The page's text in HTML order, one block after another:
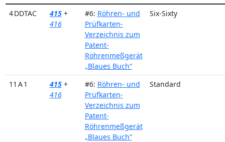
4 DDTAC
415 +
416
#6: Röhren- und
Prüfkarten-
Verzeichnis zum
Patent-
Röhrenmeßgerät
„Blaues Buch“
Six-Sixty
11 A 1 415 +
416
#6: Röhren- und
Prüfkarten-
Verzeichnis zum
Patent-
Röhrenmeßgerät
„Blaues Buch“
Standard